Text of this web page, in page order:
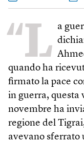
“L a
quando ha
firmato la pace
in guerra, questa
novembre ha
regione del
avevano sferrato